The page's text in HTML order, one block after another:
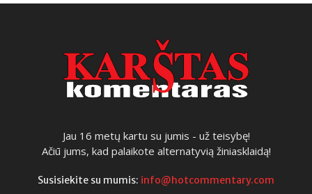
Jau 16 metų kartu su jumis - už teisybę!
Ačiū jums, kad palaikote alternatyvią žiniasklaidą!
Susisiekite su mumis: info@hotcommentary.com